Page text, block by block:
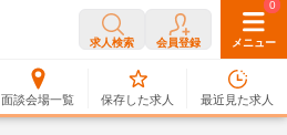
求人検索 会員登録 メニュー
面談会場一覧
0
保存した求人
0
最近見た求人